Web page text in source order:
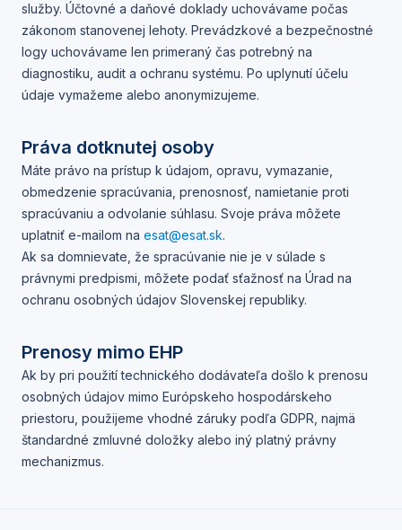
služby. Účtovné a daňové doklady uchovávame počas
zákonom stanovenej lehoty. Prevádzkové a bezpečnostné
logy uchovávame len primeraný čas potrebný na
diagnostiku, audit a ochranu systému. Po uplynutí účelu
údaje vymažeme alebo anonymizujeme.
Práva dotknutej osoby
Máte právo na prístup k údajom, opravu, vymazanie,
obmedzenie spracúvania, prenosnosť, namietanie proti
spracúvaniu a odvolanie súhlasu. Svoje práva môžete
uplatniť e-mailom na esat@esat.sk.
Ak sa domnievate, že spracúvanie nie je v súlade s
právnymi predpismi, môžete podať sťažnosť na Úrad na
ochranu osobných údajov Slovenskej republiky.
Prenosy mimo EHP
Ak by pri použití technického dodávateľa došlo k prenosu
osobných údajov mimo Európskeho hospodárskeho
priestoru, použijeme vhodné záruky podľa GDPR, najmä
štandardné zmluvné doložky alebo iný platný právny
mechanizmus.